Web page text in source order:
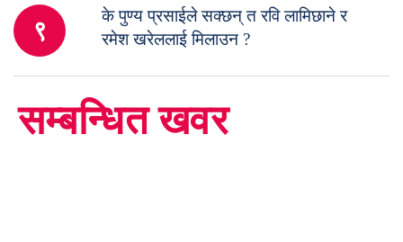
९
के पुण्य प्रसाईले सक्छन् त रवि लामिछाने र
रमेश खरेललाई मिलाउन ?
सम्बन्धित खवर